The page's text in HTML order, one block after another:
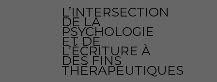
L’INTERSECTION
DE LA
PSYCHOLOGIE
ET DE
L’ÉCRITURE À
DES FINS
THÉRAPEUTIQUES